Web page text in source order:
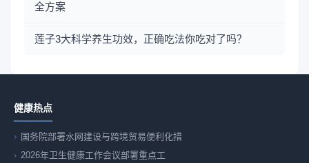
全方案
莲子3大科学养生功效，正确吃法你吃对了吗？
健康热点
国务院部署水网建设与跨境贸易便利化措
2026年卫生健康工作会议部署重点工